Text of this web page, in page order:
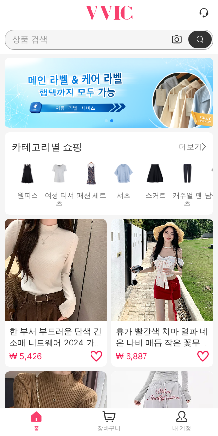
상품 검색
카테고리별 쇼핑 더보기
원피스
여성 티셔
츠
패션 세트 셔츠 스커트
캐주얼 팬
츠
남
한 부서 부드러운 단색 긴
소매 니트웨어 2024 가
을과 겨울 새로운 부드러
운 찹쌀 인사이드 가져 가
라. 따뜻하게 지내라. 만
나는 맨위 여자
₩ 5,426
휴가 빨간색 치마 열파 네
온 나비 매듭 작은 꽃무늬
연령 감소 세트 오프숄더
여성 여름 미니 스커트 투
피스 세트
₩ 6,887
홈 장바구니 내 계정